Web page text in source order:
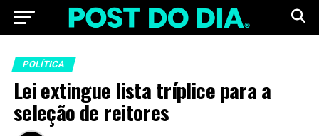
POLÍTICA
Lei extingue lista tríplice para a
seleção de reitores